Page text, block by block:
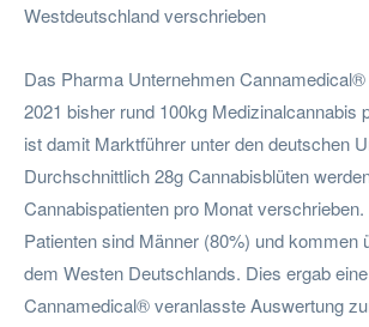
Westdeutschland verschrieben
Das Pharma Unternehmen
2021 bisher rund 100kg Medizinalcannabis
ist damit Marktführer unter den deutschen
Durchschnittlich 28g Cannabisblüten
Cannabispatienten pro Monat
Patienten sind Männer (80%) und kommen
dem Westen Deutschlands. Dies ergab
Cannamedical® veranlasste Auswertung